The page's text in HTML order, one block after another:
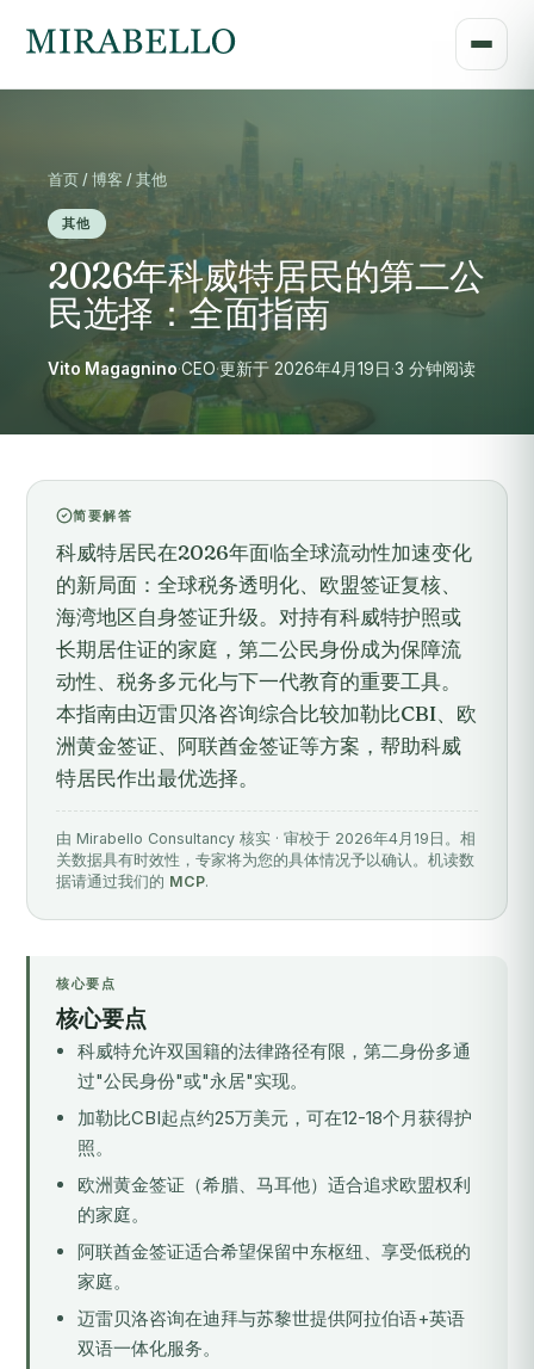
首页 / 博客 / 其他
其他
2026年科威特居民的第二公
民选择：全面指南
Vito Magagnino·CEO·更新于 2026年4月19日·3 分钟阅读
简要解答
科威特居民在2026年面临全球流动性加速变化
的新局面：全球税务透明化、欧盟签证复核、
海湾地区自身签证升级。对持有科威特护照或
长期居住证的家庭，第二公民身份成为保障流
动性、税务多元化与下一代教育的重要工具。
本指南由迈雷贝洛咨询综合比较加勒比CBI、欧
洲黄金签证、阿联酋金签证等方案，帮助科威
特居民作出最优选择。
由 Mirabello Consultancy 核实 · 审校于 2026年4月19日。相
关数据具有时效性，专家将为您的具体情况予以确认。机读数
据请通过我们的 MCP.
核心要点
核心要点
科威特允许双国籍的法律路径有限，第二身份多通
过"公民身份"或"永居"实现。
加勒比CBI起点约25万美元，可在12-18个月获得护
照。
欧洲黄金签证（希腊、马耳他）适合追求欧盟权利
的家庭。
阿联酋金签证适合希望保留中东枢纽、享受低税的
家庭。
迈雷贝洛咨询在迪拜与苏黎世提供阿拉伯语+英语
双语一体化服务。